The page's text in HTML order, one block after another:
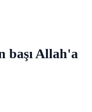
başı Allah'a